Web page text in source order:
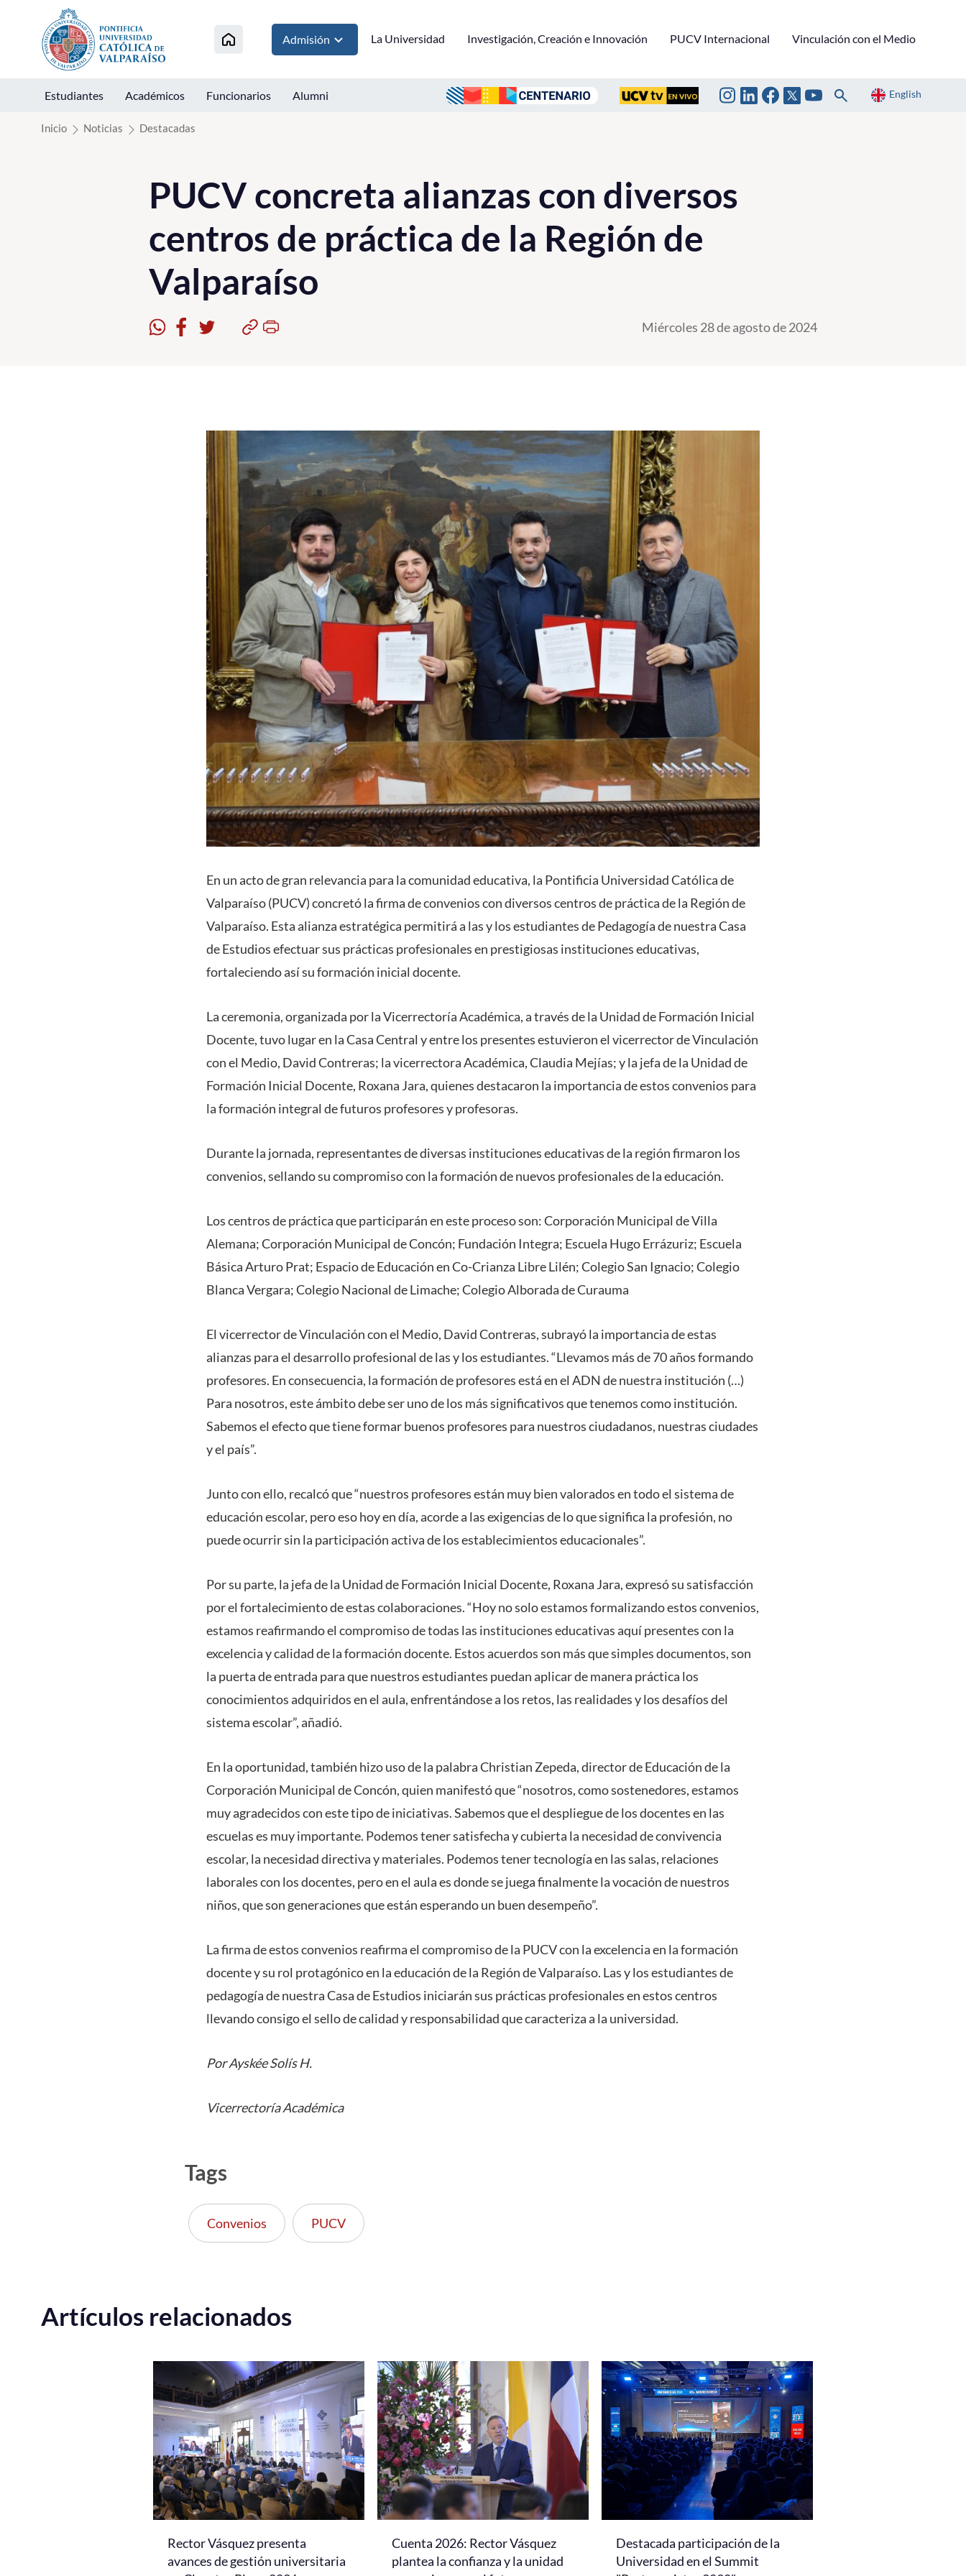
Click acá para ir directamente al contenido
Admisión La Universidad Investigación, Creación e Innovación PUCV Internacional Vinculación con el Medio
Estudiantes Académicos Funcionarios Alumni English
Inicio Noticias Destacadas
PUCV concreta alianzas con diversos
centros de práctica de la Región de
Valparaíso
Miércoles 28 de agosto de 2024
En un acto de gran relevancia para la comunidad educativa, la Pontificia Universidad Católica de
Valparaíso (PUCV) concretó la firma de convenios con diversos centros de práctica de la Región de
Valparaíso. Esta alianza estratégica permitirá a las y los estudiantes de Pedagogía de nuestra Casa
de Estudios efectuar sus prácticas profesionales en prestigiosas instituciones educativas,
fortaleciendo así su formación inicial docente.
La ceremonia, organizada por la Vicerrectoría Académica, a través de la Unidad de Formación Inicial
Docente, tuvo lugar en la Casa Central y entre los presentes estuvieron el vicerrector de Vinculación
con el Medio, David Contreras; la vicerrectora Académica, Claudia Mejías; y la jefa de la Unidad de
Formación Inicial Docente, Roxana Jara, quienes destacaron la importancia de estos convenios para
la formación integral de futuros profesores y profesoras.
Durante la jornada, representantes de diversas instituciones educativas de la región firmaron los
convenios, sellando su compromiso con la formación de nuevos profesionales de la educación.
Los centros de práctica que participarán en este proceso son: Corporación Municipal de Villa
Alemana; Corporación Municipal de Concón; Fundación Integra; Escuela Hugo Errázuriz; Escuela
Básica Arturo Prat; Espacio de Educación en Co-Crianza Libre Lilén; Colegio San Ignacio; Colegio
Blanca Vergara; Colegio Nacional de Limache; Colegio Alborada de Curauma
El vicerrector de Vinculación con el Medio, David Contreras, subrayó la importancia de estas
alianzas para el desarrollo profesional de las y los estudiantes. “Llevamos más de 70 años formando
profesores. En consecuencia, la formación de profesores está en el ADN de nuestra institución (…)
Para nosotros, este ámbito debe ser uno de los más significativos que tenemos como institución.
Sabemos el efecto que tiene formar buenos profesores para nuestros ciudadanos, nuestras ciudades
y el país”.
Junto con ello, recalcó que “nuestros profesores están muy bien valorados en todo el sistema de
educación escolar, pero eso hoy en día, acorde a las exigencias de lo que significa la profesión, no
puede ocurrir sin la participación activa de los establecimientos educacionales”.
Por su parte, la jefa de la Unidad de Formación Inicial Docente, Roxana Jara, expresó su satisfacción
por el fortalecimiento de estas colaboraciones. “Hoy no solo estamos formalizando estos convenios,
estamos reafirmando el compromiso de todas las instituciones educativas aquí presentes con la
excelencia y calidad de la formación docente. Estos acuerdos son más que simples documentos, son
la puerta de entrada para que nuestros estudiantes puedan aplicar de manera práctica los
conocimientos adquiridos en el aula, enfrentándose a los retos, las realidades y los desafíos del
sistema escolar”, añadió.
En la oportunidad, también hizo uso de la palabra Christian Zepeda, director de Educación de la
Corporación Municipal de Concón, quien manifestó que “nosotros, como sostenedores, estamos
muy agradecidos con este tipo de iniciativas. Sabemos que el despliegue de los docentes en las
escuelas es muy importante. Podemos tener satisfecha y cubierta la necesidad de convivencia
escolar, la necesidad directiva y materiales. Podemos tener tecnología en las salas, relaciones
laborales con los docentes, pero en el aula es donde se juega finalmente la vocación de nuestros
niños, que son generaciones que están esperando un buen desempeño”.
La firma de estos convenios reafirma el compromiso de la PUCV con la excelencia en la formación
docente y su rol protagónico en la educación de la Región de Valparaíso. Las y los estudiantes de
pedagogía de nuestra Casa de Estudios iniciarán sus prácticas profesionales en estos centros
llevando consigo el sello de calidad y responsabilidad que caracteriza a la universidad.
Por Ayskée Solís H.
Vicerrectoría Académica
Tags
Convenios PUCV
Artículos relacionados
Rector Vásquez presenta
avances de gestión universitaria
Cuenta 2026: Rector Vásquez
plantea la confianza y la unidad
Destacada participación de la
Universidad en el Summit